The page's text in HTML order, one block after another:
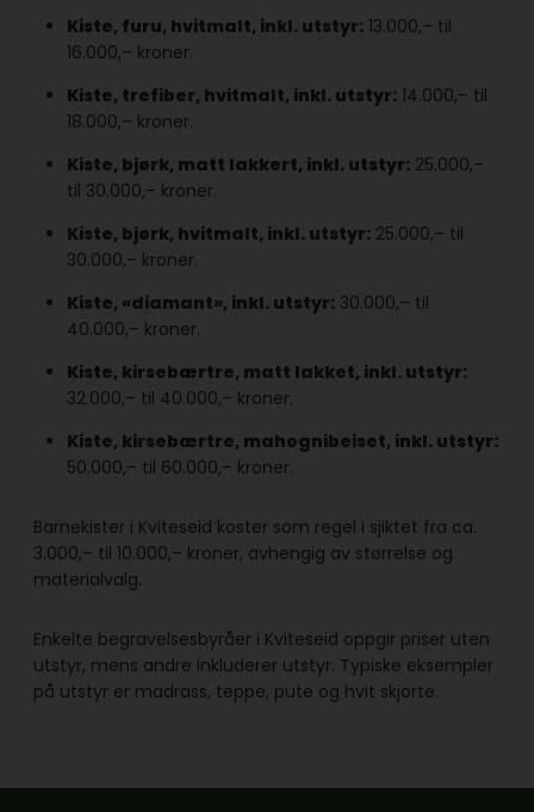
Kiste, furu, hvitmalt, inkl. utstyr: 13.000,– til
16.000,– kroner.
Kiste, trefiber, hvitmalt, inkl. utstyr: 14.000,– til
18.000,– kroner.
Kiste, bjørk, matt lakkert, inkl. utstyr: 25.000,–
til 30.000,– kroner.
Kiste, bjørk, hvitmalt, inkl. utstyr: 25.000,– til
30.000,– kroner.
Kiste, «diamant», inkl. utstyr: 30.000,– til
40.000,– kroner.
Kiste, kirsebærtre, matt lakket, inkl. utstyr:
32.000,– til 40.000,– kroner.
Kiste, kirsebærtre, mahognibeiset, inkl. utstyr:
50.000,– til 60.000,– kroner.
Barnekister i Kviteseid koster som regel i sjiktet fra ca.
3.000,– til 10.000,– kroner, avhengig av størrelse og
materialvalg.
Enkelte begravelsesbyråer i Kviteseid oppgir priser uten
utstyr, mens andre inkluderer utstyr. Typiske eksempler
på utstyr er madrass, teppe, pute og hvit skjorte.